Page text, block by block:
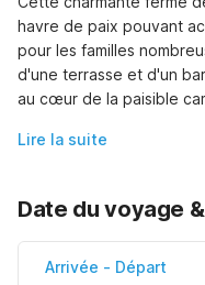
havre de paix pouvant
pour les familles
d'une terrasse et d'un
au cœur de la paisible
Lire la suite
Date du voyage
Arrivée - Départ